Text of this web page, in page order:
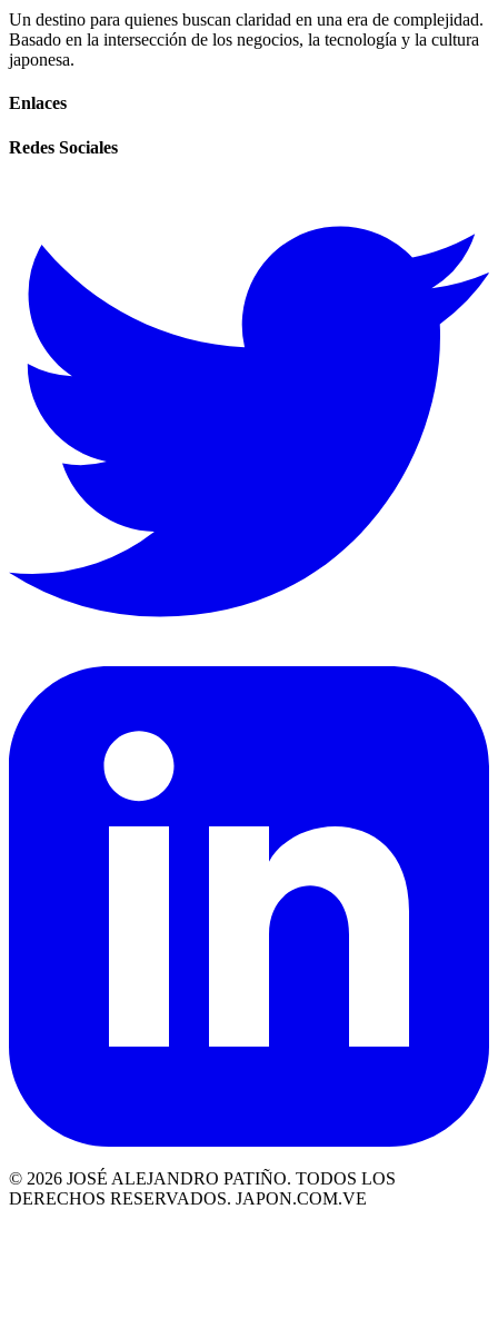
Un destino para quienes buscan claridad en una era de complejidad.
Basado en la intersección de los negocios, la tecnología y la cultura
japonesa.
Enlaces
Redes Sociales
© 2026 JOSÉ ALEJANDRO PATIÑO. TODOS LOS
DERECHOS RESERVADOS. JAPON.COM.VE